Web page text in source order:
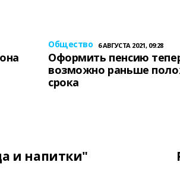
Общество 6 АВГУСТА 2021, 09:28
Оформить пенсию
возможно раньше
срока
и напитки"